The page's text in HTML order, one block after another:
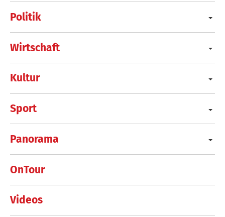
Politik
Wirtschaft
Kultur
Sport
Panorama
OnTour
Videos